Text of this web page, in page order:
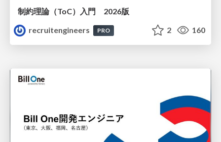
制約理論（ToC）入門 2026版
recruitengineers
PRO 2 160